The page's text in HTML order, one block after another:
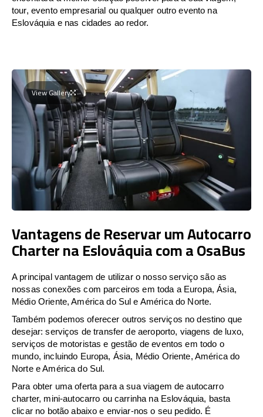
tour, evento empresarial ou qualquer outro evento na
Eslováquia e nas cidades ao redor.
View Gallery
Vantagens de Reservar um Autocarro
Charter na Eslováquia com a OsaBus
A principal vantagem de utilizar o nosso serviço são as
nossas conexões com parceiros em toda a Europa, Ásia,
Médio Oriente, América do Sul e América do Norte.
Também podemos oferecer outros serviços no destino que
desejar: serviços de transfer de aeroporto, viagens de luxo,
serviços de motoristas e gestão de eventos em todo o
mundo, incluindo Europa, Ásia, Médio Oriente, América do
Norte e América do Sul.
Para obter uma oferta para a sua viagem de autocarro
charter, mini-autocarro ou carrinha na Eslováquia, basta
clicar no botão abaixo e enviar-nos o seu pedido. É